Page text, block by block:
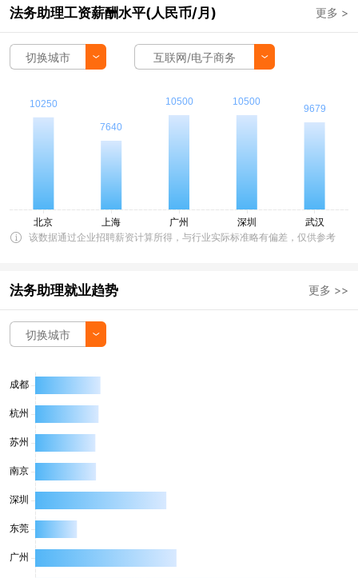
法务助理工资薪酬水平(人民币/月) 更多 >
切换城市 互联网/电子商务
该数据通过企业招聘薪资计算所得，与行业实际标准略有偏差，仅供参考
法务助理就业趋势 更多 >>
切换城市